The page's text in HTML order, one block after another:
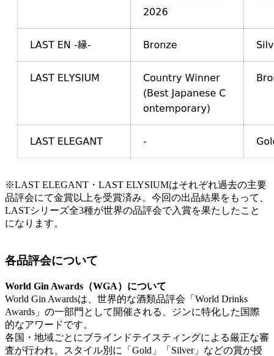
※LAST ELEGANT・LAST ELYSIUMはそれぞれ過去の主要
品評会にて金賞以上を受賞済み。今回の出品結果をもって、
LASTシリーズ全3種が世界の品評会で入賞を果たしたこと
になります。
各品評会について
World Gin Awards（WGA）について
World Gin Awardsは、世界的な酒類品評会「World Drinks
Awards」の一部門として開催される、ジンに特化した国際
的なアワードです。
各国・地域ごとにブラインドテイスティングによる厳正な審
査が行われ、スタイル別に「Gold」「Silver」などの賞が授